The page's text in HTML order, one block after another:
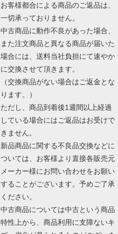
お客様都合による商品のご返品は、
一切承っておりません。
中古商品に動作不良があった場合、
また注文商品と異なる商品が届いた
場合には、送料当社負担にて速やか
に交換させて頂きます。
（交換商品がない場合はご返金とな
ります。）
ただし、商品到着後1週間以上経過
している場合にはご返品はお受けで
きません。
新品商品に関する不良品交換などに
ついては、お客様より直接各販売元
メーカー様にお問い合わせをお願い
することがございます。予めご了承
ください。
中古商品については中古という商品
特性上から、商品利用に支障ないキ